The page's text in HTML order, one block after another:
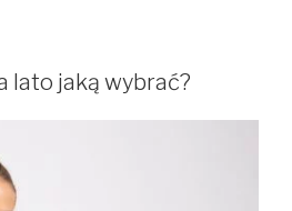
lato jaką wybrać?